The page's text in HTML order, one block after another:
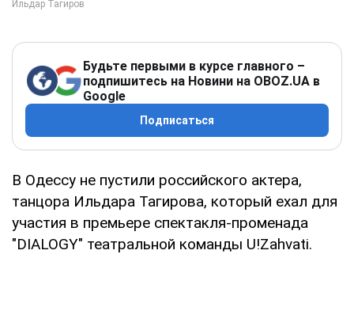
Будьте первыми в курсе главного –
подпишитесь на Новини на OBOZ.UA в
Google
Подписаться
В Одессу не пустили российского актера,
танцора Ильдара Тагирова, который ехал для
участия в премьере спектакля-променада
"DIALOGY" театральной команды U!Zahvati.